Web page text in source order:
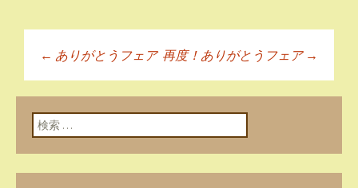
投稿ナビゲーショ
ン
← ありがとうフェア 再度！ありがとうフェア →
検索: